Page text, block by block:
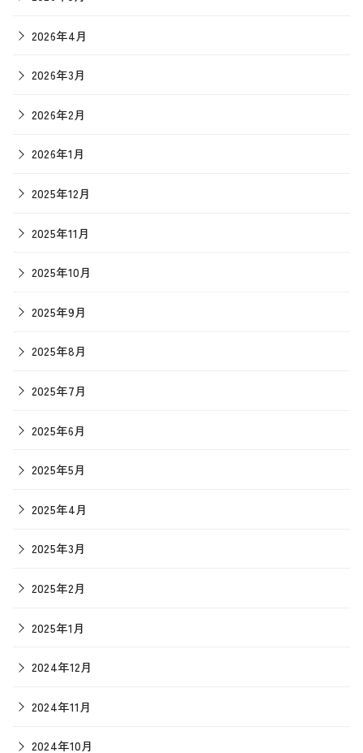
2026年4月
2026年3月
2026年2月
2026年1月
2025年12月
2025年11月
2025年10月
2025年9月
2025年8月
2025年7月
2025年6月
2025年5月
2025年4月
2025年3月
2025年2月
2025年1月
2024年12月
2024年11月
2024年10月